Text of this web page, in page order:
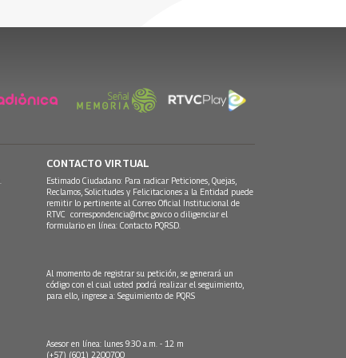
CONTACTO VIRTUAL
Estimado Ciudadano: Para radicar Peticiones, Quejas,
Reclamos, Solicitudes y Felicitaciones a la Entidad puede
remitir lo pertinente al Correo Oficial Institucional de
RTVC correspondencia@rtvc.gov.co o diligenciar el
formulario en línea: Contacto PQRSD.
Al momento de registrar su petición, se generará un
código con el cual usted podrá realizar el seguimiento,
para ello, ingrese a: Seguimiento de PQRS
Asesor en línea: lunes 9:30 a.m. - 12 m
(+57) (601) 2200700